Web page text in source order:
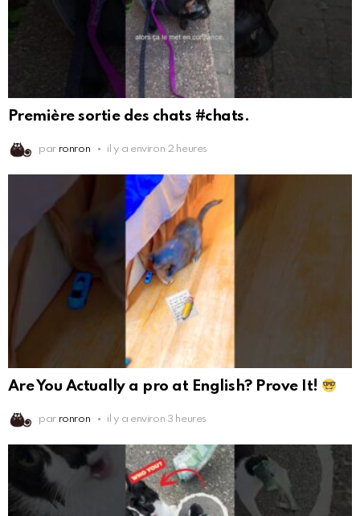
Première sortie des chats #chats.
par ronron il y a environ 2 heures
Are You Actually a pro at English? Prove It!
par ronron il y a environ 3 heures